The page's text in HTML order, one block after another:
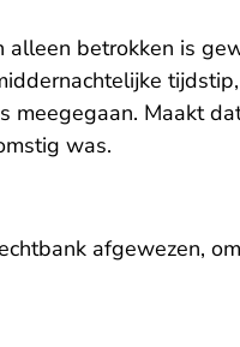
betrokken is
Maakt
was.
afgewezen,